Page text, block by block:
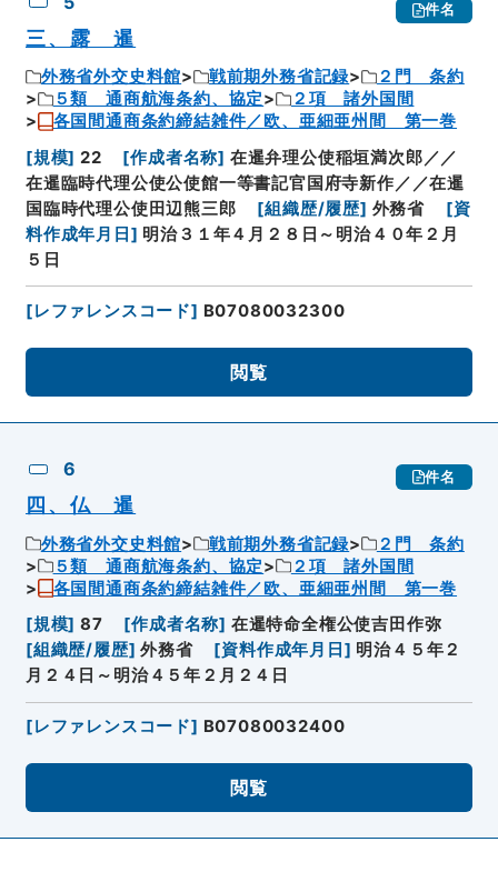
件名
三、露 暹
外務省外交史料館 戦前期外務省記録
２門 条約
５類 通商航海条約、協定
２項 諸外国間
各国間通商条約締結雑件／欧、亜細亜州間 第一巻
[規模] 22 [作成者名称] 在暹弁理公使稲垣満次郎／／
在暹臨時代理公使公使館一等書記官国府寺新作／／在暹
国臨時代理公使田辺熊三郎
[組織歴/履歴] 外務省 [資
料作成年月日 ] 明治３１年４月２８日～明治４０年２月
５日
[レファレンスコード] B07080032300
閲覧
6 件名
四、仏 暹
外務省外交史料館 戦前期外務省記録
２門 条約
５類 通商航海条約、協定
２項 諸外国間
各国間通商条約締結雑件／欧、亜細亜州間 第一巻
[規模] 87 [作成者名称] 在暹特命全権公使吉田作弥
[組織歴/履歴] 外務省 [資料作成年月日 ] 明治４５年２
月２４日～明治４５年２月２４日
[レファレンスコード] B07080032400
閲覧